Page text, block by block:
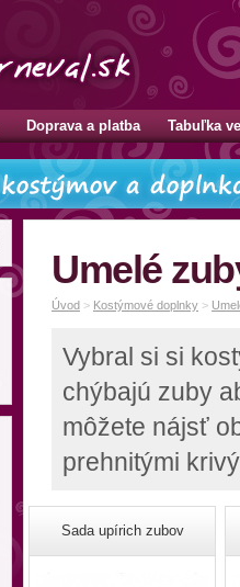
Doprava a platba Tabuľka
Umelé
Úvod > Kostýmové doplnky >
Vybral si si
chýbajú zuby
môžete nájsť
prehnitými
Sada upírich zubov